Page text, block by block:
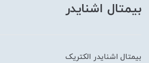
بیمتال اشنایدر
بیمتال اشنایدر الکتریک